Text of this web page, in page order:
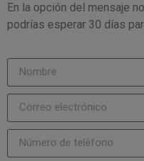
En la opción del mensaje
podrías esperar 30 días